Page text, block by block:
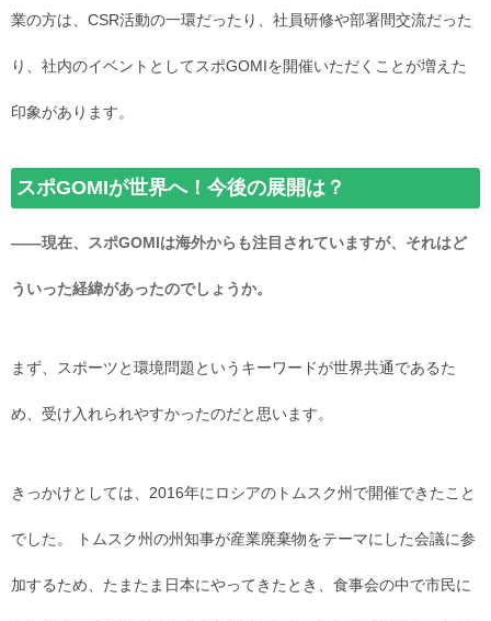
業の方は、CSR活動の一環だったり、社員研修や部署間交流だった
り、社内のイベントとしてスポGOMIを開催いただくことが増えた
印象があります。
スポGOMIが世界へ！今後の展開は？
――現在、スポGOMIは海外からも注目されていますが、それはど
ういった経緯があったのでしょうか。
まず、スポーツと環境問題というキーワードが世界共通であるた
め、受け入れられやすかったのだと思います。
きっかけとしては、2016年にロシアのトムスク州で開催できたこと
でした。 トムスク州の州知事が産業廃棄物をテーマにした会議に参
加するため、たまたま日本にやってきたとき、食事会の中で市民に